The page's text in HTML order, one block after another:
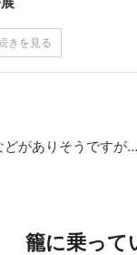
きを見る
がありそうですが
籠に乗って